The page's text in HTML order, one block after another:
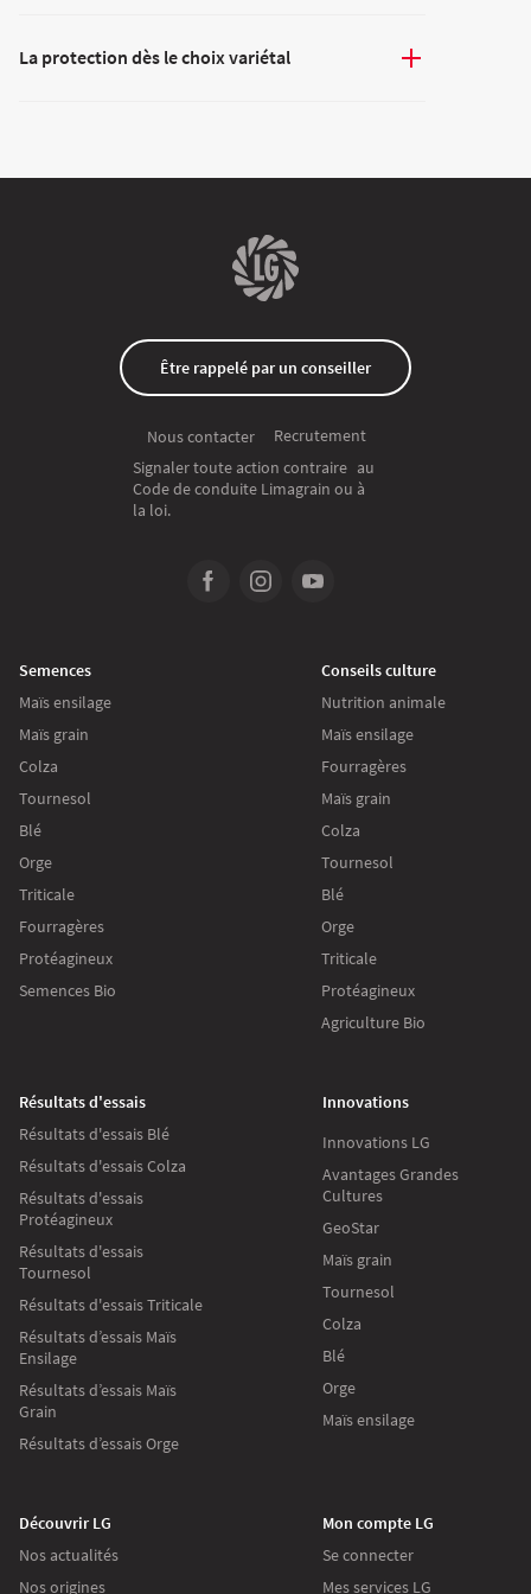
La protection dès le choix variétal
Être rappelé par un conseiller
Nous contacter
Recrutement
Signaler toute action contraire au
Code de conduite Limagrain ou à
la loi.
Semences
Maïs ensilage
Maïs grain
Colza
Tournesol
Blé
Orge
Triticale
Fourragères
Protéagineux
Semences Bio
Conseils culture
Nutrition animale
Maïs ensilage
Fourragères
Maïs grain
Colza
Tournesol
Blé
Orge
Triticale
Protéagineux
Agriculture Bio
Résultats d'essais
Résultats d'essais Blé
Résultats d'essais Colza
Résultats d'essais
Protéagineux
Résultats d'essais
Tournesol
Résultats d'essais Triticale
Résultats d’essais Maïs
Ensilage
Résultats d’essais Maïs
Grain
Résultats d’essais Orge
Innovations
Innovations LG
Avantages Grandes
Cultures
GeoStar
Maïs grain
Tournesol
Colza
Blé
Orge
Maïs ensilage
Découvrir LG
Nos actualités
Nos origines
Mon compte LG
Se connecter
Mes services LG